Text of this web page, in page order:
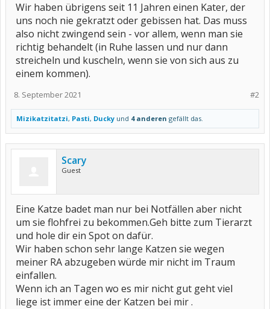
Wir haben übrigens seit 11 Jahren einen Kater, der
uns noch nie gekratzt oder gebissen hat. Das muss
also nicht zwingend sein - vor allem, wenn man sie
richtig behandelt (in Ruhe lassen und nur dann
streicheln und kuscheln, wenn sie von sich aus zu
einem kommen).
#2
8. September 2021
Mizikatzitatzi, Pasti, Ducky und 4 anderen gefällt das.
Scary
Guest
Eine Katze badet man nur bei Notfällen aber nicht
um sie flohfrei zu bekommen.Geh bitte zum Tierarzt
und hole dir ein Spot on dafür.
Wir haben schon sehr lange Katzen sie wegen
meiner RA abzugeben würde mir nicht im Traum
einfallen.
Wenn ich an Tagen wo es mir nicht gut geht viel
liege ist immer eine der Katzen bei mir .